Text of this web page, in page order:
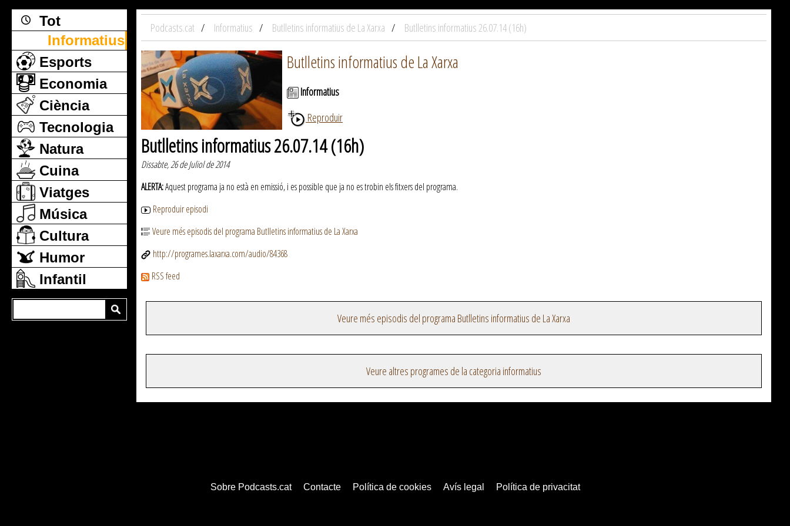
Tot
Informatius
Esports
Economia
Ciència
Tecnologia
Natura
Cuina
Viatges
Música
Cultura
Humor
Infantil
Podcasts.cat Informatius Butlletins informatius de La Xarxa Butlletins informatius 26.07.14 (16h)
Butlletins informatius de La Xarxa
Informatius
Reproduir
Butlletins informatius 26.07.14 (16h)
Dissabte, 26 de Juliol de 2014
ALERTA:Aquest programa ja no està en emissió, i es possible que ja no es trobin els fitxers del programa.
Reproduir episodi
Veure més episodis del programa Butlletins informatius de La Xarxa
http://programes.laxarxa.com/audio/84368
RSS feed
Veure més episodis del programa Butlletins informatius de La Xarxa
Veure altres programes de la categoria informatius
Sobre Podcasts.cat Contacte Política de cookies Avís legal Política de privacitat